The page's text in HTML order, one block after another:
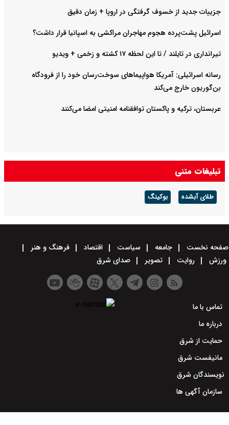
جزییات جدید از خسوف گرفتگی در اروپا + زمان دقیق
اسرائیل پشت‌پرده هجوم مهاجران مراکشی به اسپانیا قرار داشت؟
تیرانداری در تایلند / تا این لحظه ۱۷ کشته و زخمی + ویدیو
رسانه اسرائیلی: آمریکا هواپیماهای سوخت‌رسان خود را از فرودگاه
بن‌گوریون خارج می‌کند
عربستان، ترکیه و پاکستان توافقنامه امنیتی امضا می‌کنند
تبلیغات متنی
طلای آبشده بوکینگ
صفحه نخست جامعه سیاست اقتصاد
فرهنگ و هنر
ورزش
روایت تصویر صدای شرق
تماس با ما
درباره ما
حمایت از شرق
مانیفست شرق
نویسندگان شرق
سازمان آگهی ها